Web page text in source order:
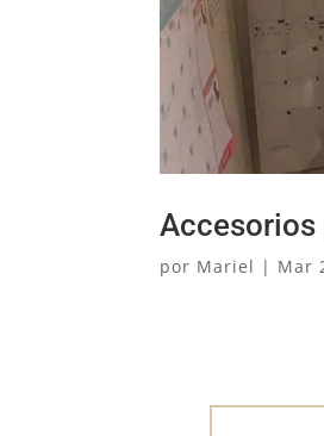
Accesorios
por Mariel | Mar